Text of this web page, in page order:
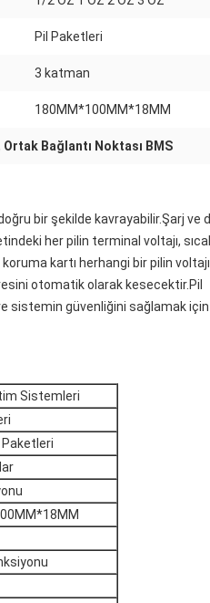
Pil Paketleri
3 katman
180MM*100MM*18MM
Ortak Bağlantı Noktası BMS
bir şekilde kavrayabilir.Şarj ve
her pilin terminal voltajı,
kartı herhangi bir pilin
otomatik olarak kesecektir.Pil
ve sistemin güvenliğini sağlamak için
Sistemleri